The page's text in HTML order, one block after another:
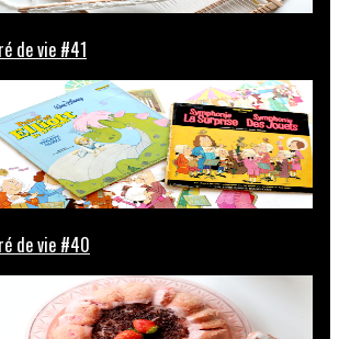
de vie #41
de vie #40